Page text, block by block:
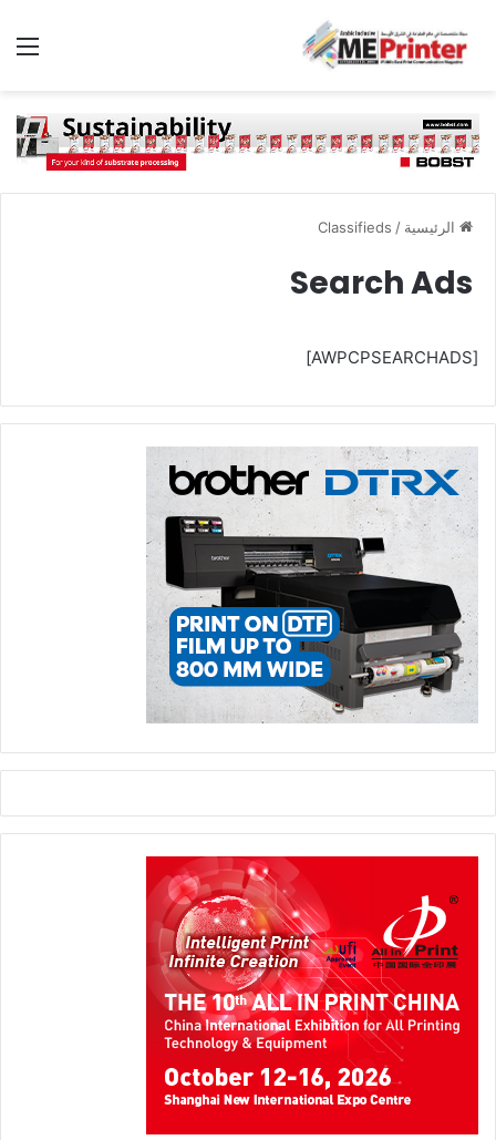
الرئيسية /
Classifieds
Search Ads
[AWPCPSEARCHADS]